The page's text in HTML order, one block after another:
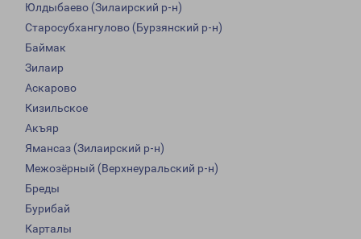
Юлдыбаево (Зилаирский р-н)
Старосубхангулово (Бурзянский р-н)
Баймак
Зилаир
Аскарово
Кизильское
Акъяр
Ямансаз (Зилаирский р-н)
Межозёрный (Верхнеуральский р-н)
Бреды
Бурибай
Карталы